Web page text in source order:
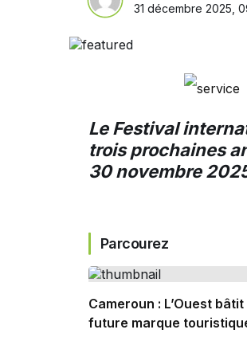
31 décembre 2025,
Le Festival
trois prochaines
30 novembre
Parcourez
Cameroun : L’Ouest bâtit
future marque